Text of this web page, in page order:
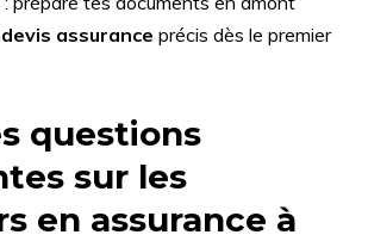
devis assurance précis dès le premier
questions
sur les
en assurance à